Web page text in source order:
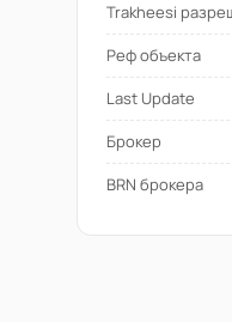
Trakheesi
Реф объекта
Last Update
Брокер
BRN брокера